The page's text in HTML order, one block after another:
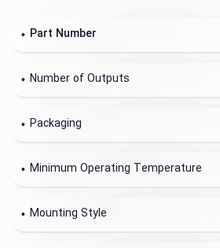
Part Number
Number of Outputs
Packaging
Minimum Operating Temperature
Mounting Style